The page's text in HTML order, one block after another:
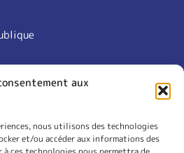
aux
nous utilisons des technologies
et/ou accéder aux informations des